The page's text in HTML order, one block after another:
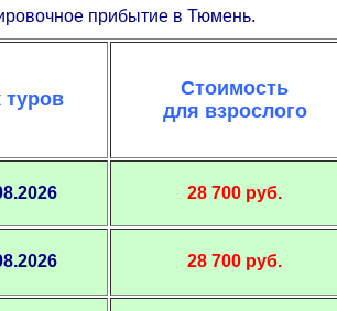
прибытие в Тюмень.
туров
Стоимость
для взрослого
28 700 руб.
28 700 руб.